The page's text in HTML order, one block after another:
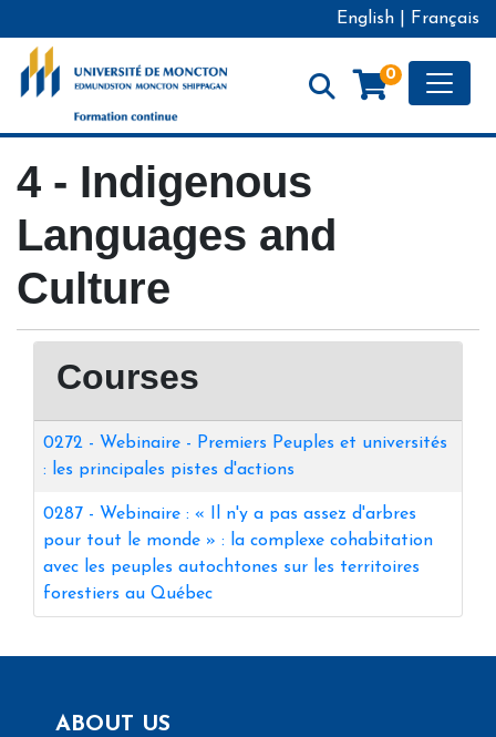
English Français
0
Formation continue - Université de Moncton
4 - Indigenous
Languages and
Culture
Courses
0272 - Webinaire - Premiers Peuples et universités
: les principales pistes d'actions
0287 - Webinaire : « Il n'y a pas assez d'arbres
pour tout le monde » : la complexe cohabitation
avec les peuples autochtones sur les territoires
forestiers au Québec
ABOUT US